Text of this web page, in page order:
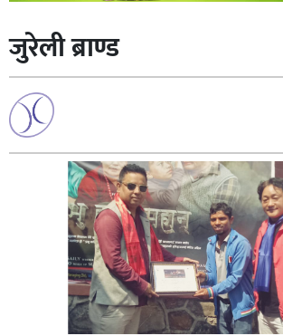
जुरेली ब्राण्ड